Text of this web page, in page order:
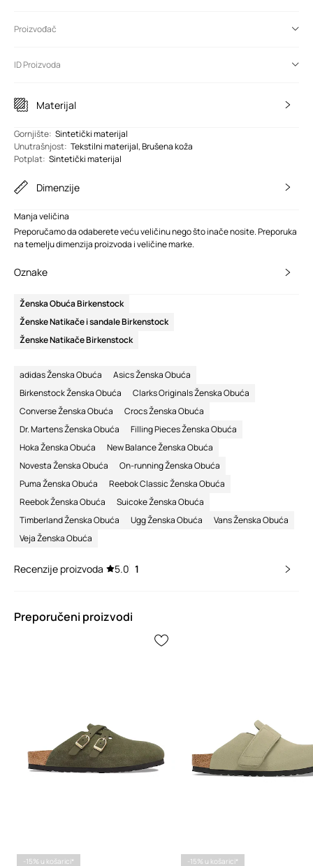
Proizvođač
ID Proizvoda
Materijal
Gornjište: Sintetički materijal
Unutrašnjost: Tekstilni materijal, Brušena koža
Potplat: Sintetički materijal
Dimenzije
Manja veličina
Preporučamo da odaberete veću veličinu nego što inače nosite. Preporuka
na temelju dimenzija proizvoda i veličine marke.
Oznake
Ženska Obuća Birkenstock
Ženske Natikače i sandale Birkenstock
Ženske Natikače Birkenstock
adidas Ženska Obuća
Asics Ženska Obuća
Birkenstock Ženska Obuća
Clarks Originals Ženska Obuća
Converse Ženska Obuća
Crocs Ženska Obuća
Dr. Martens Ženska Obuća
Filling Pieces Ženska Obuća
Hoka Ženska Obuća
New Balance Ženska Obuća
Novesta Ženska Obuća
On-running Ženska Obuća
Puma Ženska Obuća
Reebok Classic Ženska Obuća
Reebok Ženska Obuća
Suicoke Ženska Obuća
Timberland Ženska Obuća
Ugg Ženska Obuća
Vans Ženska Obuća
Veja Ženska Obuća
Recenzije proizvoda 5.0 1
Preporučeni proizvodi
-15% u košarici* -15% u košarici*